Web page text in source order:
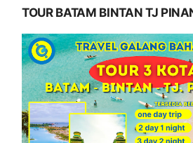
TOUR BATAM BINTAN TJ